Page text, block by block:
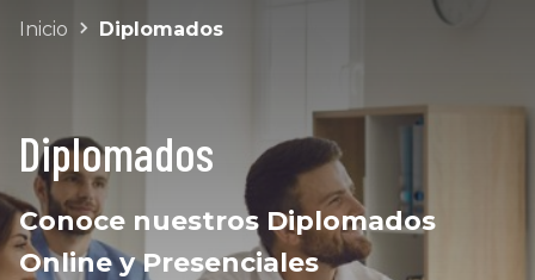
Inicio Diplomados
Diplomados
Conoce nuestros Diplomados
Online y Presenciales